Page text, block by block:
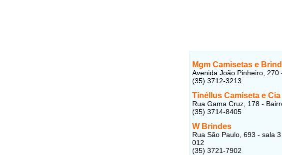
Mgm Camisetas e
Avenida João Pinheiro,
(35) 3712-3213
Tinéllus Camiseta e Cia
Rua Gama Cruz, 178 -
(35) 3714-8405
W Brindes
Rua São Paulo, 693 - sala
012
(35) 3721-7902